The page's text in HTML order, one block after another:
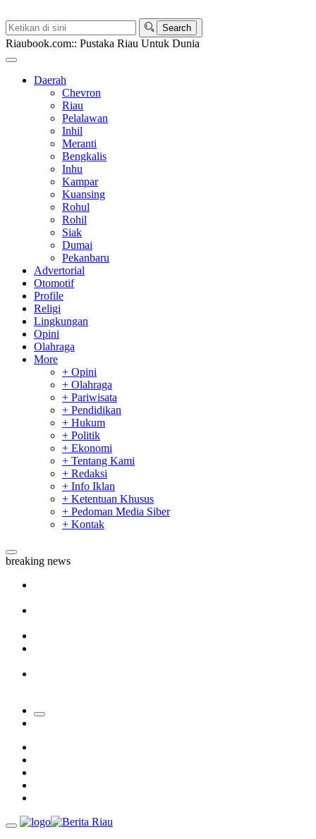
Riaubook.com:: Pustaka Riau Untuk Dunia
Daerah
Chevron
Riau
Pelalawan
Inhil
Meranti
Bengkalis
Inhu
Kampar
Kuansing
Rohul
Rohil
Siak
Dumai
Pekanbaru
Advertorial
Otomotif
Profile
Religi
Lingkungan
Opini
Olahraga
More
+ Opini
+ Olahraga
+ Pariwisata
+ Pendidikan
+ Hukum
+ Politik
+ Ekonomi
+ Tentang Kami
+ Redaksi
+ Info Iklan
+ Ketentuan Khusus
+ Pedoman Media Siber
+ Kontak
breaking news